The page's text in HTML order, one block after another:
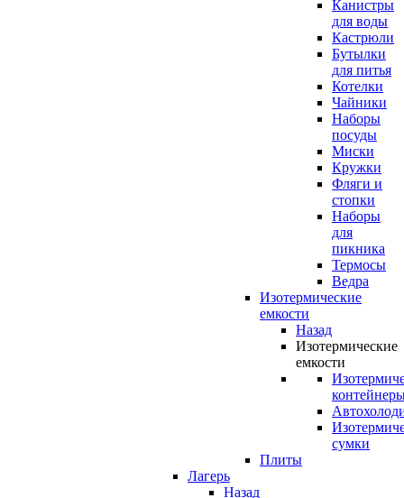
Канистры
для воды
Кастрюли
Бутылки
для питья
Котелки
Чайники
Наборы
посуды
Миски
Кружки
Фляги и
стопки
Наборы
для
пикника
Термосы
Ведра
Изотермические
емкости
Назад
Изотермические
емкости
сумки
Плиты
Лагерь
Назад